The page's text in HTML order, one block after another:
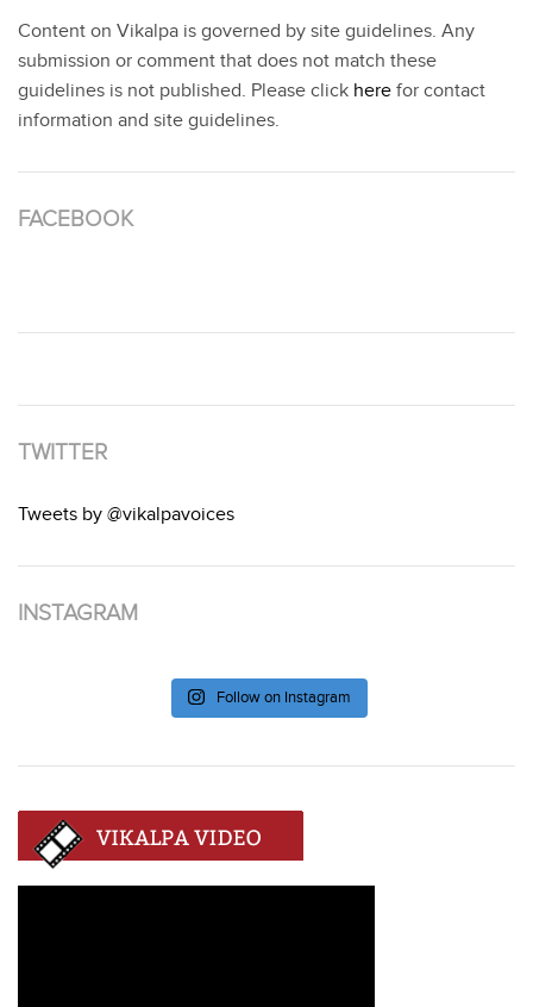
Content on Vikalpa is governed by site guidelines. Any
submission or comment that does not match these
guidelines is not published. Please click here for contact
information and site guidelines.
FACEBOOK
TWITTER
Tweets by @vikalpavoices
INSTAGRAM
Follow on Instagram